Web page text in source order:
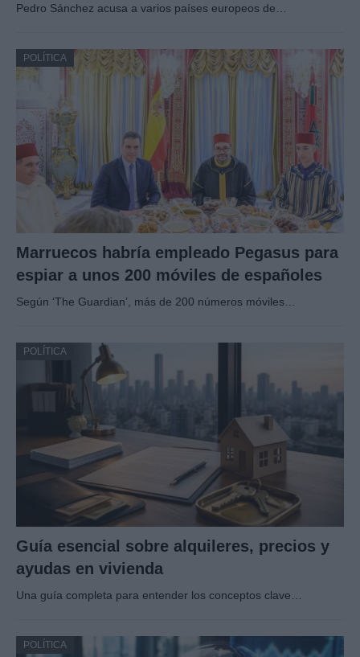
Pedro Sánchez acusa a varios países europeos de…
POLÍTICA
Marruecos habría empleado Pegasus para
espiar a unos 200 móviles de españoles
Según ‘The Guardian’, más de 200 números móviles…
POLÍTICA
Guía esencial sobre alquileres, precios y
ayudas en vivienda
Una guía completa para entender los conceptos clave…
POLÍTICA